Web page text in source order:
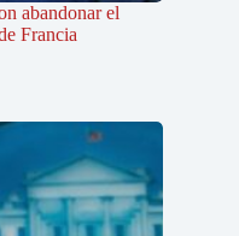
abandonar el
Francia